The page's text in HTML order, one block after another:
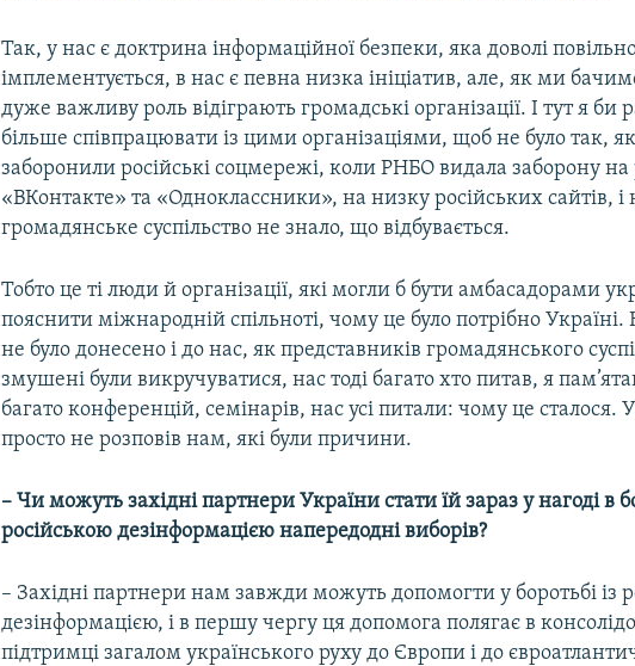
Так, у нас є доктрина інформаційної безпеки, яка доволі
імплементується, в нас є певна низка ініціатив, але, як ми
дуже важливу роль відіграють громадські організації. І тут я би
більше співпрацювати із цими організаціями, щоб не було так,
заборонили російські соцмережі, коли РНБО видала заборону на
«ВКонтакте» та «Одноклассники», на низку російських сайтів, і
громадянське суспільство не знало, що відбувається.
Тобто це ті люди й організації, які могли б бути амбасадорами
пояснити міжнародній спільноті, чому це було потрібно Україні.
не було донесено і до нас, як представників громадянського
змушені були викручуватися, нас тоді багато хто питав, я
багато конференцій, семінарів, нас усі питали: чому це сталося.
просто не розповів нам, які були причини.
– Чи можуть західні партнери України стати їй зараз у нагоді в
російською дезінформацією напередодні виборів?
– Західні партнери нам завжди можуть допомогти у боротьбі із
дезінформацією, і в першу чергу ця допомога полягає в
підтримці загалом українського руху до Європи і до